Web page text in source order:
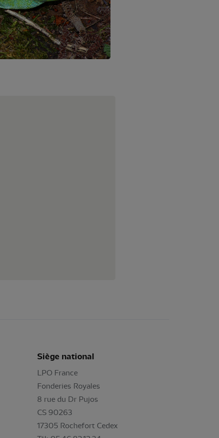
Siège national
LPO France
Fonderies Royales
8 rue du Dr Pujos
CS 90263
17305 Rochefort Cedex